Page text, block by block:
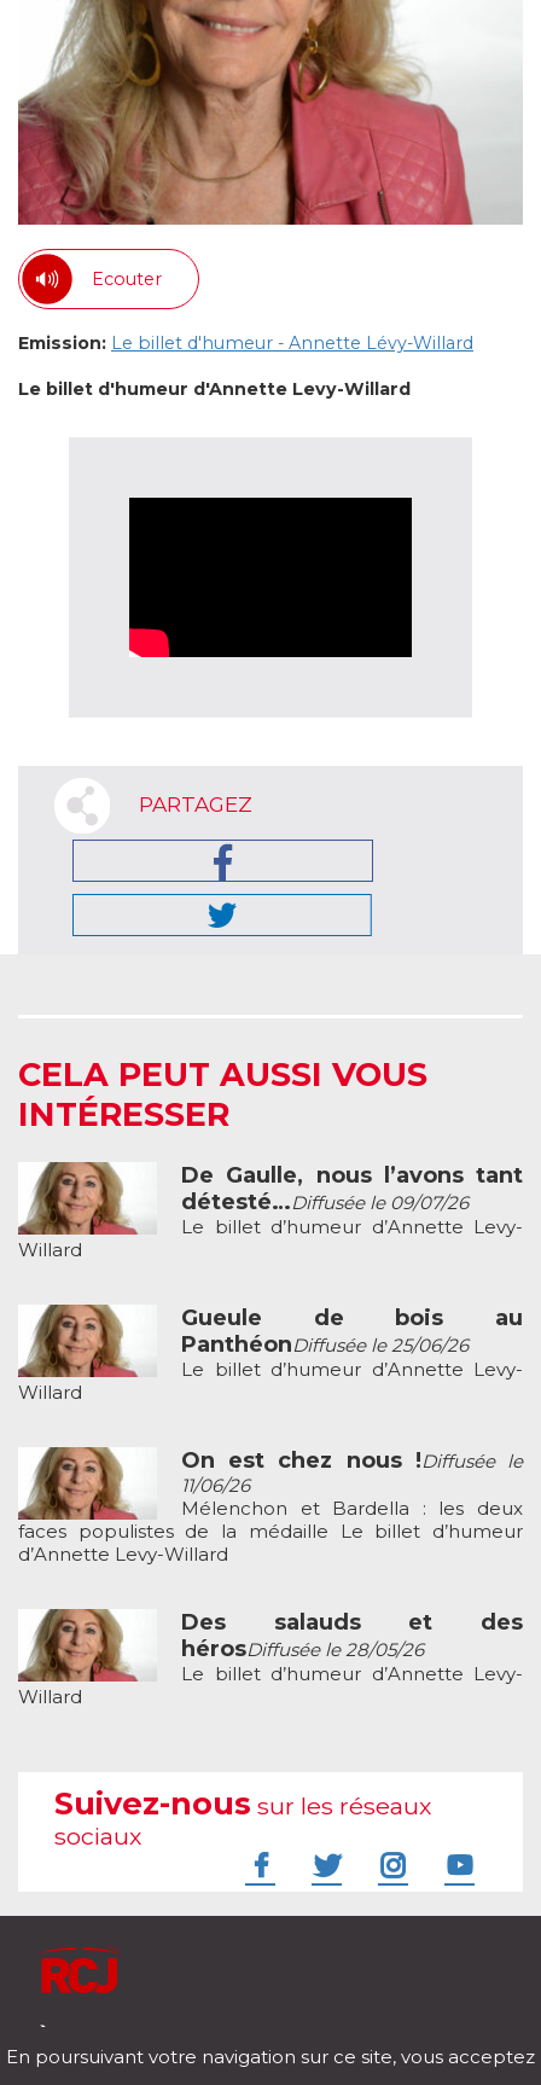
Ecouter
Emission: Le billet d'humeur - Annette Lévy-Willard
Le billet d'humeur d'Annette Levy-Willard
PARTAGEZ
CELA PEUT AUSSI VOUS
INTÉRESSER
De Gaulle, nous l’avons tant
détesté…Diffusée le 09/07/26
Le billet d’humeur d’Annette Levy-
Willard
Gueule de bois au
PanthéonDiffusée le 25/06/26
Le billet d’humeur d’Annette Levy-
Willard
On est chez nous !Diffusée le
11/06/26
Mélenchon et Bardella : les deux
faces populistes de la médaille Le billet d’humeur
d’Annette Levy-Willard
Des salauds et des
hérosDiffusée le 28/05/26
Le billet d’humeur d’Annette Levy-
Willard
Suivez-nous sur les réseaux
sociaux
Télécharger notre application pour iOs et Android
En poursuivant votre navigation sur ce site, vous acceptez